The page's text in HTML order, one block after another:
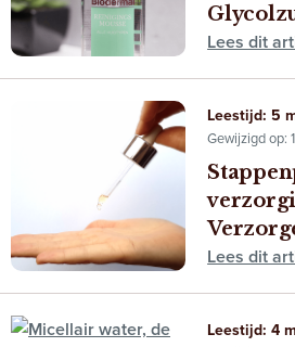
Lees dit
Leestijd: 5
Gewijzigd op:
Lees dit
Leestijd: 4